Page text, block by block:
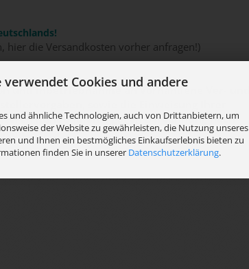
verwendet Cookies und andere
und ähnliche Technologien, auch von Drittanbietern, um
der Website zu gewährleisten, die Nutzung unseres
und Ihnen ein bestmögliches Einkaufserlebnis bieten zu
finden Sie in unserer Datenschutzerklärung.
hier die Versandkosten vorher anfragen!)
und Inbetriebnahme an vorhandene Ver- und
sowie die Einweisung Ihrer
Kundendienst gegen Berechnung nach